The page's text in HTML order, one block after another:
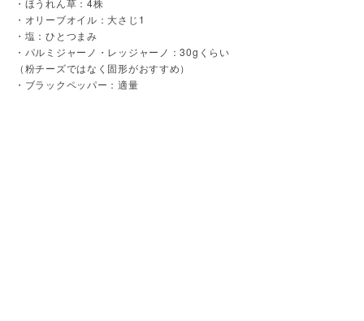
・ほうれん草：4株
・オリーブオイル：大さじ1
・塩：ひとつまみ
・パルミジャーノ・レッジャーノ：30gくらい
（粉チーズではなく固形がおすすめ）
・ブラックペッパー：適量